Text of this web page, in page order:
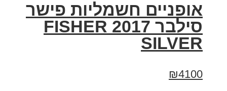
אופניים חשמליות פישר
סילבר 2017 FISHER
SILVER
₪4100